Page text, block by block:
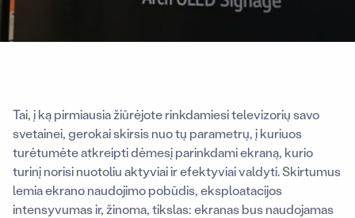
Tai, į ką pirmiausia žiūrėjote rinkdamiesi televizorių savo
svetainei, gerokai skirsis nuo tų parametrų, į kuriuos
turėtumėte atkreipti dėmesį parinkdami ekraną, kurio
turinį norisi nuotoliu aktyviai ir efektyviai valdyti. Skirtumus
lemia ekrano naudojimo pobūdis, eksploatacijos
intensyvumas ir, žinoma, tikslas: ekranas bus naudojamas